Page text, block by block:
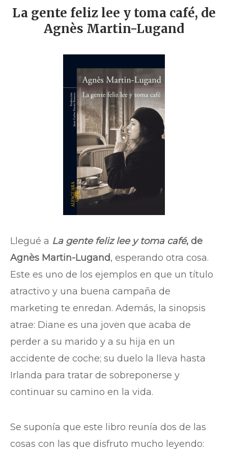
La gente feliz lee y toma café, de
Agnès Martin-Lugand
Llegué a La gente feliz lee y toma café, de
Agnès Martin-Lugand, esperando otra cosa.
Este es uno de los ejemplos en que un título
atractivo y una buena campaña de
marketing te enredan. Además, la sinopsis
atrae: Diane es una joven que acaba de
perder a su marido y a su hija en un
accidente de coche; su duelo la lleva hasta
Irlanda para tratar de sobreponerse y
continuar su camino en la vida.
Se suponía que este libro reunía dos de las
cosas con las que disfruto mucho leyendo: